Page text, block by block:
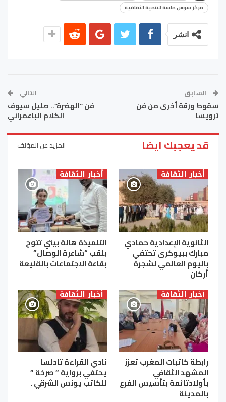
مركز سوس ماسة للتنمية الثقافية
انشر
السابق
سقوط ورقة أخرى من فن
ترويسا
التالي
فن “الهضرة”.. صليل سيوف
الكلام الباعمراني
قد يعجبك ايضا المزيد عن المؤلف
أخبار الثقافة
الثانوية الإعدادية حمادي
مبارك ببيوكرى تحتفي
باليوم العالمي لشجرة
أركان
أخبار الثقافة
التلميذة هالة بيتي تتوج
بلقب “شاعرة الوصال”
بقاعة الاجتماعات بالقليعة
أخبار الثقافة
رابطة كاتبات المغرب تعزز
المشهد الثقافي
بأولادتائمة بتأسيس الفرع
بالمدينة
أخبار الثقافة
نادي القراءة تادلسا
يحتفي برواية ” صرخة ”
للكاتب يونس الشرقي .